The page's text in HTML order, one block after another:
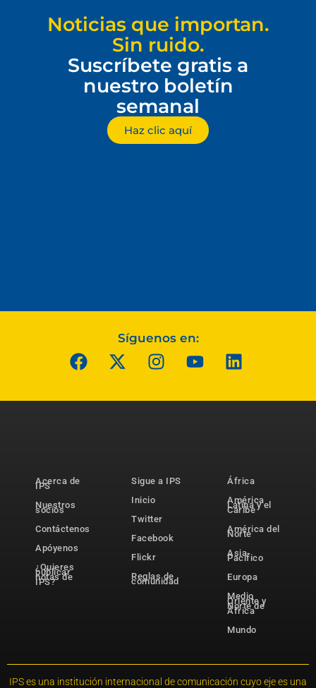
Noticias que importan.
Sin ruido.
Suscríbete gratis a
nuestro boletín
semanal
Haz clic aquí
Síguenos en:
Acerca de
IPS
Nuestros
socios
Contáctenos
Apóyenos
¿Quieres
publicar
notas de
IPS?
Sigue a IPS
Inicio
Twitter
Facebook
Flickr
Reglas de
comunidad
África
América
Latina y el
Caribe
América del
Norte
Asia-
Pacífico
Europa
Medio
Oriente y
Norte de
África
Mundo
IPS es una institución internacional de comunicación cuyo eje es una